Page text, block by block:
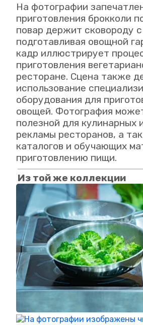
На фотографии
приготовления брокколи
повар держит сковороду
подготавливая овощной
кадр иллюстрирует
приготовления
ресторане. Сцена также
использование
оборудования для
овощей. Фотография
полезной для кулинарных
рекламы ресторанов, а
каталогов и обучающих
приготовлению пищи.
Из той же коллекции